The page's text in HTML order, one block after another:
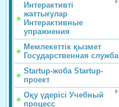
Интерактивті
жаттығулар
Интерактивные
упражнения
Мемлекеттік қызмет
Государственная служба
Startup-жоба Startup-
проект
Оқу үдерісі Учебный
процесс